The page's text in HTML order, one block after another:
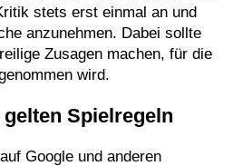
stets erst einmal an und
anzunehmen. Dabei sollte
Zusagen machen, für die
wird.
Spielregeln
Google und anderen